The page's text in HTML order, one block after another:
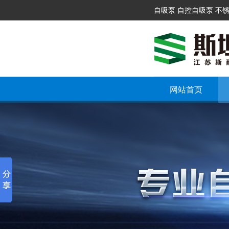
自吸泵 自控自吸泵 不
网站首页